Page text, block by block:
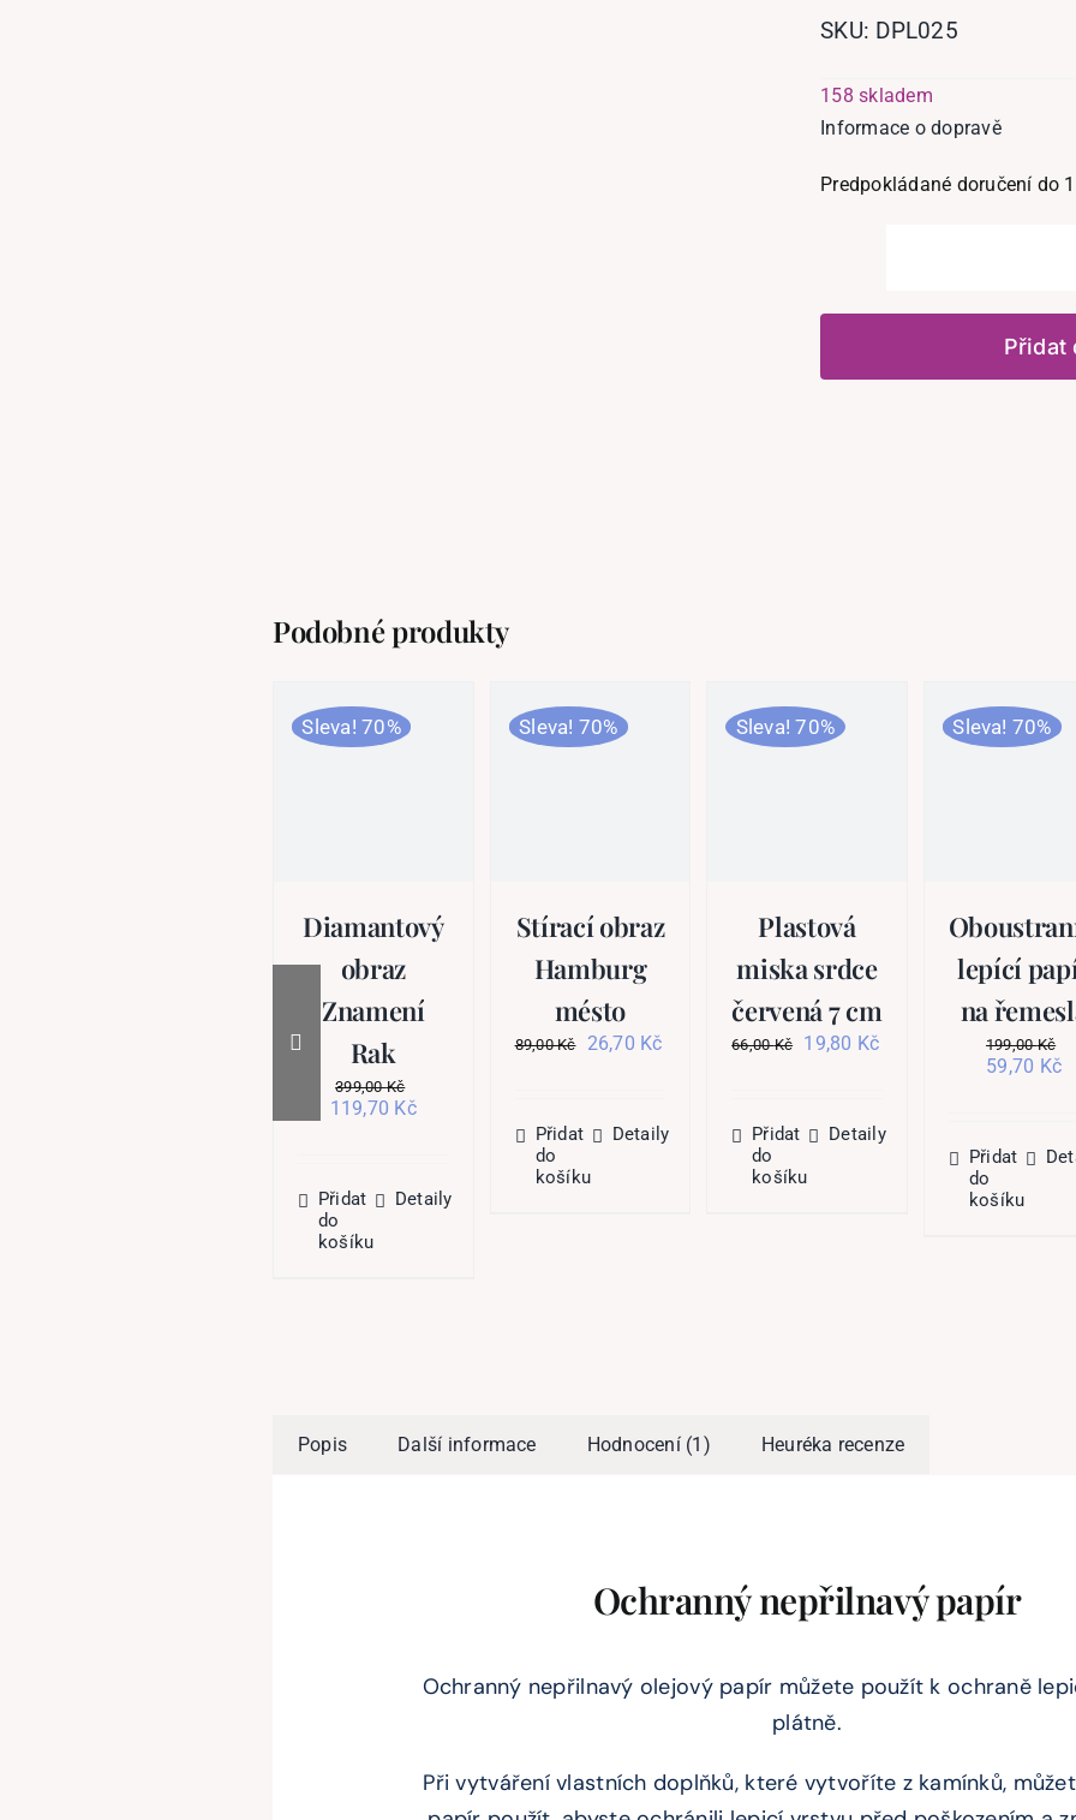
SKU: DPL025
158 skladem
Informace o dopravě
Predpokládané doručení do
Přidat
Podobné produkty
Sleva! 70%
Diamantový
obraz
Znamení
Rak
399,00Kč
Původní
119,70 KčAktuální
Přidat
do
košíku
Detaily
Sleva! 70%
Stírací obraz
Hamburg
mésto
89,00Kč
Původní
26,70 KčAktuální
Přidat
do
košíku
Detaily
Sleva! 70%
Plastová
miska srdce
červená 7 cm
66,00Kč
Původní
19,80 KčAktuální
Přidat
do
košíku
Detaily
Sleva! 70%
lepící
na
199,00Kč
Původní
59,70 Kč
Přidat
do
košíku
Popis Další informace Hodnocení (1) Heuréka recenze
Ochranný nepřilnavý papír
Ochranný nepřilnavý olejový papír můžete použít k ochraně
plátně.
Při vytváření vlastních doplňků, které vytvoříte z kamínků,